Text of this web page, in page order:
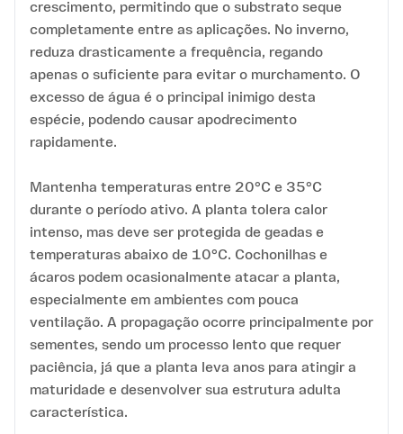
crescimento, permitindo que o substrato seque
completamente entre as aplicações. No inverno,
reduza drasticamente a frequência, regando
apenas o suficiente para evitar o murchamento. O
excesso de água é o principal inimigo desta
espécie, podendo causar apodrecimento
rapidamente.
Mantenha temperaturas entre 20°C e 35°C
durante o período ativo. A planta tolera calor
intenso, mas deve ser protegida de geadas e
temperaturas abaixo de 10°C. Cochonilhas e
ácaros podem ocasionalmente atacar a planta,
especialmente em ambientes com pouca
ventilação. A propagação ocorre principalmente por
sementes, sendo um processo lento que requer
paciência, já que a planta leva anos para atingir a
maturidade e desenvolver sua estrutura adulta
característica.